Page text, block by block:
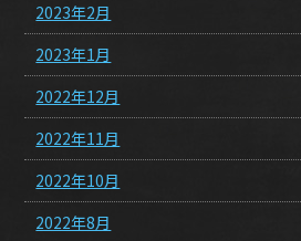
2023年2月
2023年1月
2022年12月
2022年11月
2022年10月
2022年8月